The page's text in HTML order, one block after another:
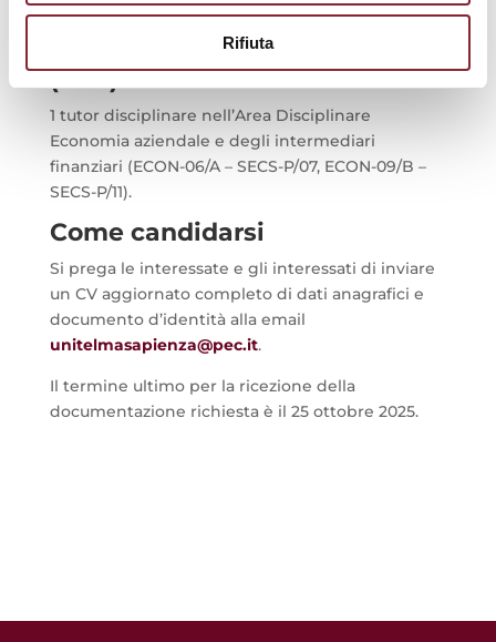
Rifiuta
dell’e-learning in Italia o all’estero.
Settori scientifico-disciplinari
(SSD)
1 tutor disciplinare nell’Area Disciplinare
Economia aziendale e degli intermediari
finanziari (ECON-06/A – SECS-P/07, ECON-09/B –
SECS-P/11).
Come candidarsi
Si prega le interessate e gli interessati di inviare
un CV aggiornato completo di dati anagrafici e
documento d’identità alla email
unitelmasapienza@pec.it.
Il termine ultimo per la ricezione della
documentazione richiesta è il 25 ottobre 2025.